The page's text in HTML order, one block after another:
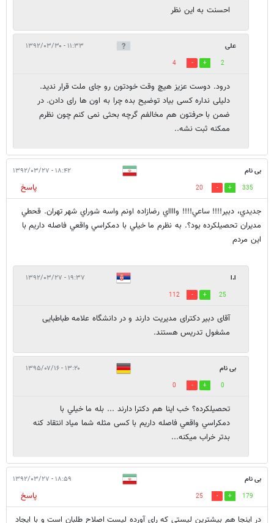
احسنت به این نظر
علی ۱۱:۳۳ - ۱۳۹۲/۰۳/۳۰
2
4
درود. دوست عزیز هیچ وقت خودتون رو جای ملت قرار ندید.
دلیلی نداره کسی بیاد توضیح بده چرا به اون ها رای دادن. در
ضمن با حرفتون هم مخالفم گرچه بحثی نمی کنم چون نظرم
ممکنه ثبت نشه..
بی نام ۱۸:۴۲ - ۱۳۹۲/۰۳/۲۷
335
20
پاسخ
جديدي، دبير!!!! ساعي!!!! وااااي رضازاده اونم واسه شوراي شهر تهران. قحطي
مديران تحصيلكرده بود؟. به نظرم ما خيلي با دمكراسي واقعي فاصله داريم با
اين مردم
ا.ا ۱۹:۳۷ - ۱۳۹۲/۰۳/۲۷
25
112
آقای دبیر دکترای مدیریت دارند و در دانشگاه علامه طباطبایی
مشغول تدریس هستند.
بی نام ۱۳:۲۰ - ۱۳۹۵/۰۷/۱۶
0
0
تحصيلكرده؟ خب اینا هم دکترا دارند ... بله ما خيلي با
دمكراسي واقعي فاصله داريم با کسی مثله شما میاد انتقاد کنه
بدتر خراب میکنه...
بی نام ۱۸:۵۹ - ۱۳۹۲/۰۳/۲۷
179
25
پاسخ
در اینجا هم بیشترین لیستی که رای آورده لیست اصلاح طلبان است و با ایجاد